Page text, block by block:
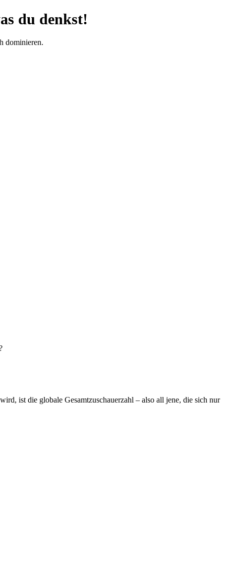
du denkst!
dominieren.
ist die globale Gesamtzuschauerzahl – also all jene, die sich nur